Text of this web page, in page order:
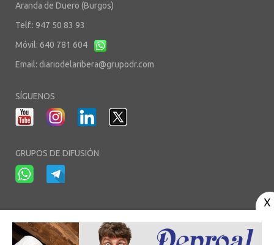
Aranda de Duero (Burgos)
Telf.: 947 50 83 93
Móvil: 640 781 604
Email: diariodelaribera@grupodr.com
SÍGUENOS
GRUPOS DE DIFUSIÓN